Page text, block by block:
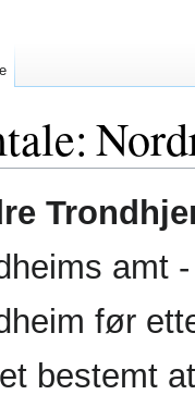
:
amt
før
bestemt